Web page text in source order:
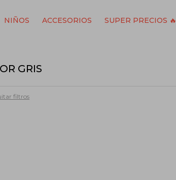
NIÑOS ACCESORIOS SUPER PRECIOS 🔥
GRIS
filtros